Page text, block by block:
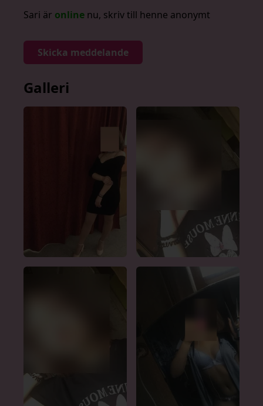
Sari är online nu, skriv till henne anonymt
Skicka meddelande
Galleri